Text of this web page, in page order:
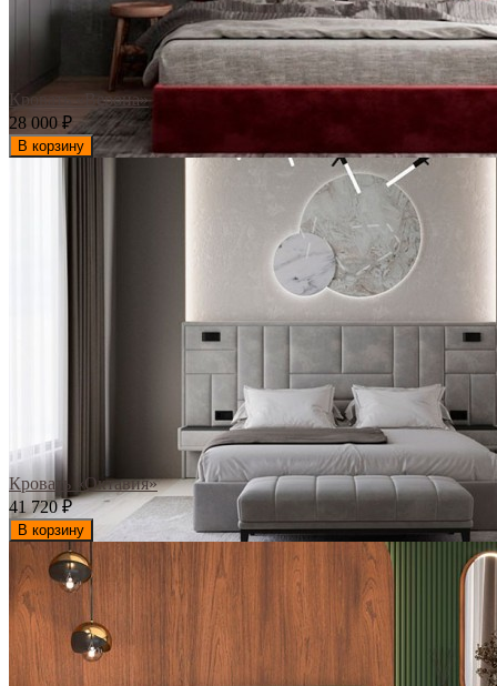
Кровать «Верона»
28 000 ₽
В корзину
Кровать «Октавия»
41 720₽
В корзину